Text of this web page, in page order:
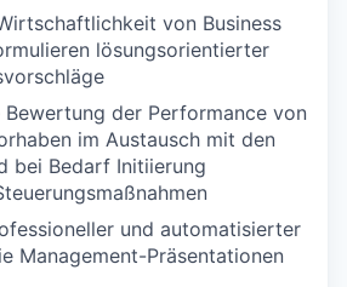
von Business
lösungsorientierter
Bewertung der Performance von
im Austausch mit den
bei Bedarf Initiierung
und automatisierter
Management-Präsentationen